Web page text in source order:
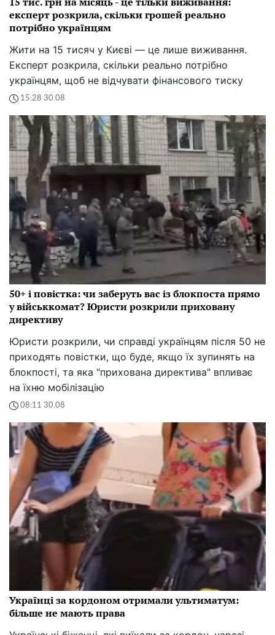
експерт розкрила, скільки грошей реально
потрібно українцям
Жити на 15 тисяч у Києві — це лише виживання.
Експерт розкрила, скільки реально потрібно
українцям, щоб не відчувати фінансового тиску
15:28 30.08
50+ і повістка: чи заберуть вас із блокпоста прямо
у військкомат? Юристи розкрили приховану
директиву
Юристи розкрили, чи справді українцям після 50 не
приходять повістки, що буде, якщо їх зупинять на
блокпості, та яка "прихована директива" впливає
на їхню мобілізацію
08:11 30.08
Українці за кордоном отримали ультиматум:
більше не мають права